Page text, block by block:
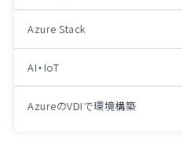
Azure Stack
AI・IoT
AzureのVDIで環境構築